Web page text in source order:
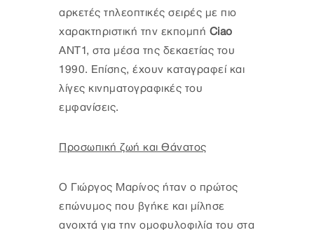
αρκετές τηλεοπτικές σειρές με πιο
χαρακτηριστική την εκπομπή Ciao
ANT1, στα μέσα της δεκαετίας του
1990. Επίσης, έχουν καταγραφεί και
λίγες κινηματογραφικές του
εμφανίσεις.
Προσωπική ζωή και Θάνατος
Ο Γιώργος Μαρίνος ήταν ο πρώτος
επώνυμος που βγήκε και μίλησε
ανοιχτά για την ομοφυλοφιλία του στα